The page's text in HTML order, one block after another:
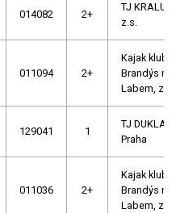
014082 2+
TJ
z.s.
011094 2+
Kajak klub
Brandýs
Labem, z. s.
129041 1
TJ DUKLA
Praha
011036 2+
Kajak klub
Brandýs
Labem, z. s.